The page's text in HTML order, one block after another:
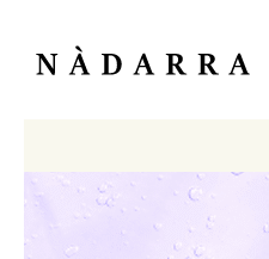
Inhalt
springen